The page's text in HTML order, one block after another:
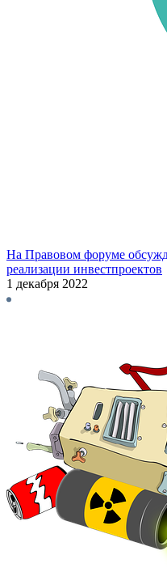
На Правовом форуме
реализации инвестпроектов
1 декабря 2022